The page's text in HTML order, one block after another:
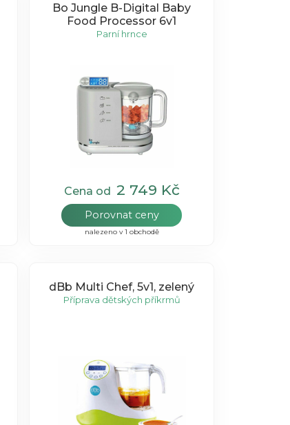
Bo Jungle B-Digital Baby
Food Processor 6v1
Parní hrnce
Cena od 2 749 Kč
Porovnat ceny
nalezeno v 1 obchodě
dBb Multi Chef, 5v1, zelený
Příprava dětských příkrmů